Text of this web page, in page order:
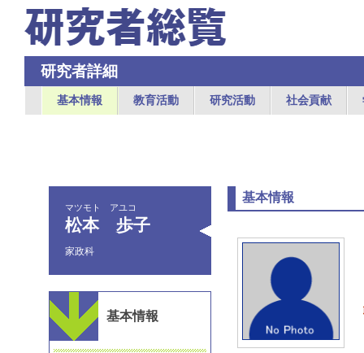
研究者詳細
基本情報 教育活動 研究活動 社会貢献
マツモト アユコ
松本 歩子
家政科
基本情報
基本情報